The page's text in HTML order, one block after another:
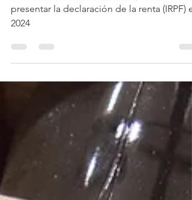
declaración de la renta.
presentar la declaración de la renta (IRPF)
2024